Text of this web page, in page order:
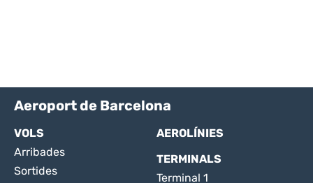
Aeroport de Barcelona
VOLS
Arribades
Sortides
AEROLÍNIES
TERMINALS
Terminal 1